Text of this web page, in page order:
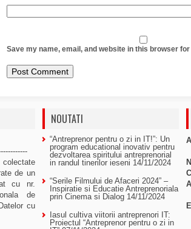
Save my name, email, and website in this browser
colectate
de un
cu nr.
de
cu
NOUTATI
“Antreprenor pentru o zi in IT!”: Un
program educational inovativ pentru
dezvoltarea spiritului antreprenorial
in randul tinerilor ieseni 14/11/2024
“Serile Filmului de Afaceri 2024” –
Inspiratie si Educatie Antreprenoriala
prin Cinema si Dialog 14/11/2024
Iasul cultiva viitorii antreprenori IT:
Proiectul “Antreprenor pentru o zi in